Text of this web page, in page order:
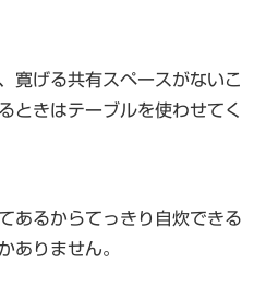
寛げる共有スペースがないこ
ときはテーブルを使わせてく
あるからてっきり自炊できる
ありません。